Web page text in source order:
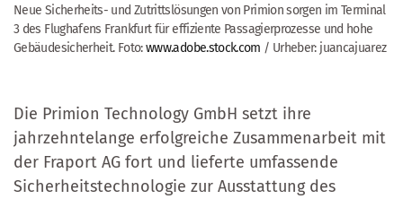
Neue Sicherheits- und Zutrittslösungen von Primion sorgen im Terminal
3 des Flughafens Frankfurt für effiziente Passagierprozesse und hohe
Gebäudesicherheit. Foto:www.adobe.stock.com / Urheber: juancajuarez
Die Primion Technology GmbH setzt ihre
jahrzehntelange erfolgreiche Zusammenarbeit mit
der Fraport AG fort und lieferte umfassende
Sicherheitstechnologie zur Ausstattung des